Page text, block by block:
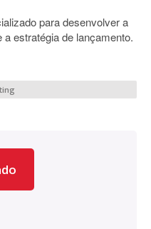
para desenvolver a
estratégia de lançamento.